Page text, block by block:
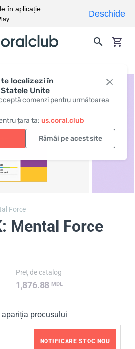
localizezi în
Unite
comenzi pentru următoarea
țara ta: us.coral.club
Rămâi pe acest site
Force
Mental Force
Preț de catalog
1,876.88MDL
apariția produsului
NOTIFICARE STOC NOU
în aplicație Deschide